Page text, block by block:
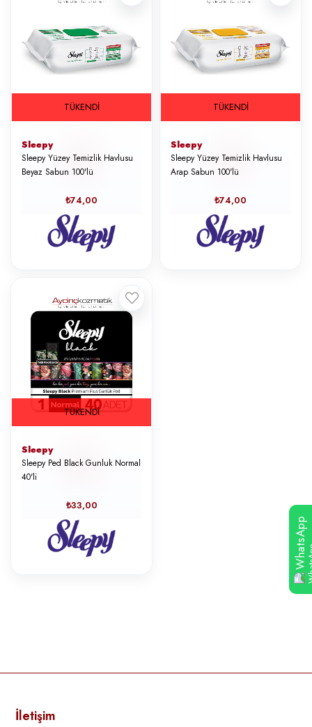
TÜKENDI
Sleepy
Sleepy Yüzey Temizlik Havlusu
Beyaz Sabun 100'lü
₺74,00
TÜKENDI
Sleepy
Sleepy Yüzey Temizlik Havlusu
Arap Sabun 100'lü
₺74,00
TÜKENDI
Sleepy
Sleepy Ped Black Gunluk Normal
40'li
₺33,00
İletişim
WhatsApp